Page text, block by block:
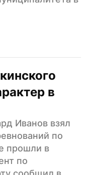
в
Иванов взял
по
прошли в
по